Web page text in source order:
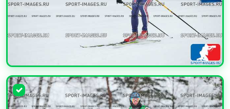
УВЕЛИЧИТЬ